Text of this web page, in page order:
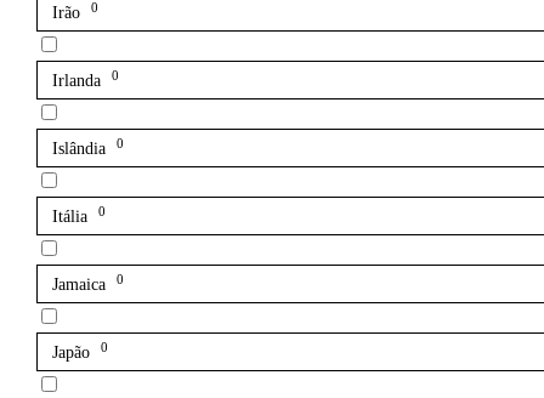
Irão 0
Irlanda 0
Islândia 0
Itália 0
Jamaica 0
Japão 0